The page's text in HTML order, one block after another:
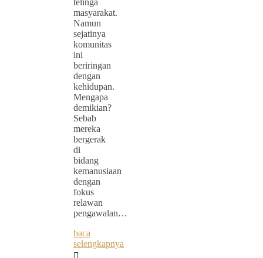
masyarakat.
Namun
sejatinya
komunitas
ini
beriringan
dengan
kehidupan.
Mengapa
demikian?
Sebab
mereka
bergerak
di
bidang
kemanusiaan
dengan
fokus
relawan
pengawalan…
baca
selengkapnya